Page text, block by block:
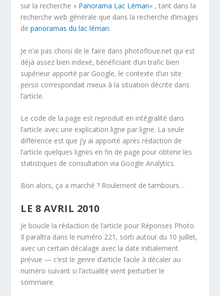
sur la recherche « Panorama Lac Léman« , tant dans la
recherche web générale que dans la recherche d’images
depanoramas du lac léman.
Je n’ai pas choisi de le faire dans photofloue.net qui est
déjà assez bien indexé, bénéficiant d’un trafic bien
supérieur apporté par Google, le contexte d’un site
perso correspondait mieux à la situation décrite dans
l’article.
Le code de la page est reproduit en intégralité dans
l’article avec une explication ligne par ligne. La seule
différence est que j’y ai apporté après rédaction de
l’article quelques lignes en fin de page pour obtenir les
statistiques de consultation via Google Analytics.
Bon alors, ça a marché ? Roulement de tambours…
LE 8 AVRIL 2010
Je boucle la rédaction de l’article pour Réponses Photo.
Il paraîtra dans le numéro 221, sorti autour du 10 juillet,
avec un certain décalage avec la date initialement
prévue — c’est le genre d’article facile à décaler au
numéro suivant si l’actualité vient perturber le
sommaire.